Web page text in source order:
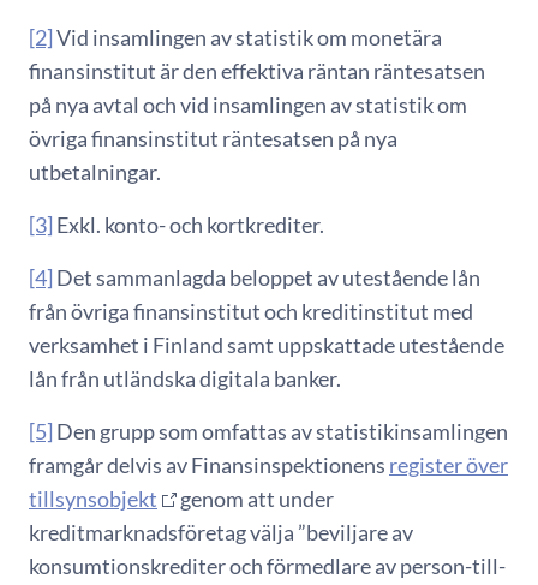
[2]Vid insamlingen av statistik om monetära
finansinstitut är den effektiva räntan räntesatsen
på nya avtal och vid insamlingen av statistik om
övriga finansinstitut räntesatsen på nya
utbetalningar.
[3] Exkl. konto- och kortkrediter.
[4] Det sammanlagda beloppet av utestående lån
från övriga finansinstitut och kreditinstitut med
verksamhet i Finland samt uppskattade utestående
lån från utländska digitala banker.
[5] Den grupp som omfattas av statistikinsamlingen
framgår delvis av Finansinspektionens register över
tillsynsobjekt
genom att under
kreditmarknadsföretag välja ”beviljare av
konsumtionskrediter och förmedlare av person-till-